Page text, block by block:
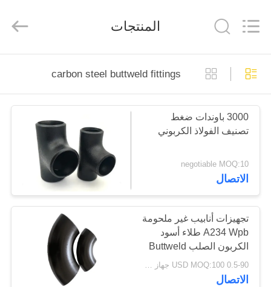
منزل،
بيت
منتجات
عرض
الواقع
الافتراضي
معلومات
Group
Co.,
ECER
المنتجات
carbon steel buttweld fittings
3000 باوندات ضغط
تصنيف الفولاذ الكربوني
negotiable MOQ:10
الاتصال
تجهيزات أنابيب غير ملحومة
A234 Wpb طلاء أسود
الكربون الصلب Buttweld
0.5-90 USD MOQ:100 جهاز كمبيوتر شخصى
الاتصال